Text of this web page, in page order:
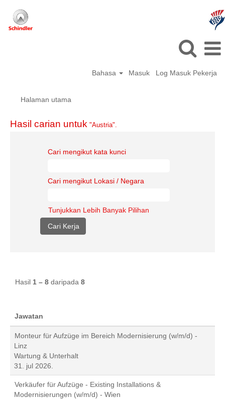
Bahasa Masuk Log Masuk Pekerja
Halaman utama
Hasil carian untuk "Austria".
Cari mengikut kata kunci
Cari mengikut Lokasi / Negara
Tunjukkan Lebih Banyak Pilihan
Hasil 1 – 8 daripada 8
Jawatan
Monteur für Aufzüge im Bereich Modernisierung (w/m/d) -
Linz
Wartung & Unterhalt
31. jul 2026.
Verkäufer für Aufzüge - Existing Installations &
Modernisierungen (w/m/d) - Wien